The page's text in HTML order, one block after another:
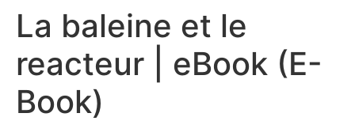
La baleine et le
reacteur | eBook (E-
Book)